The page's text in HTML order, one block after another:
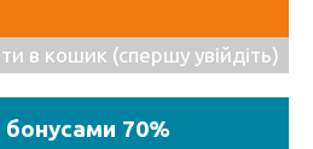
в кошик (спершу увійдіть)
70%